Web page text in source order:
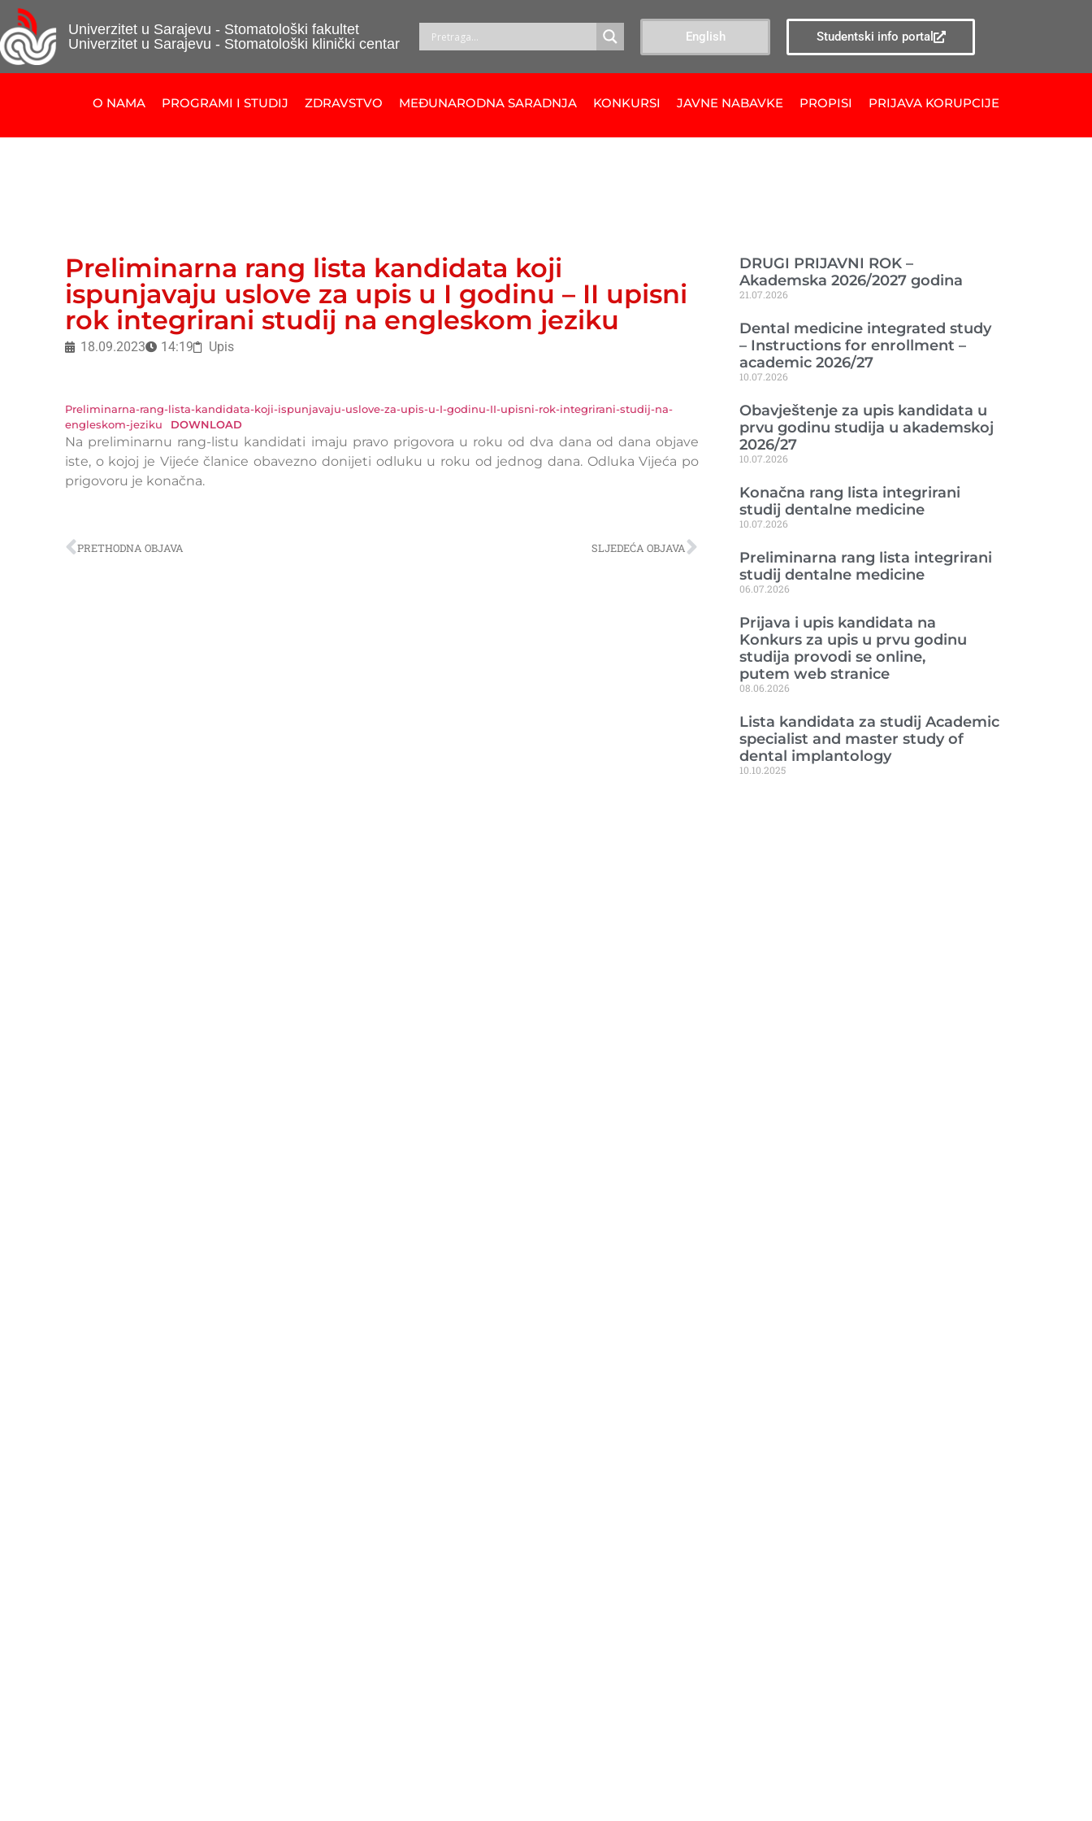
Univerzitet u Sarajevu - Stomatološki fakultet
Univerzitet u Sarajevu - Stomatološki klinički centar
English Studentski info portal
O NAMA PROGRAMI I STUDIJ ZDRAVSTVO MEĐUNARODNA SARADNJA KONKURSI JAVNE NABAVKE PROPISI PRIJAVA KORUPCIJE
Preliminarna rang lista kandidata koji
ispunjavaju uslove za upis u I godinu – II upisni
rok integrirani studij na engleskom jeziku
18.09.2023 14:19 Upis
Preliminarna-rang-lista-kandidata-koji-ispunjavaju-uslove-za-upis-u-I-godinu-II-upisni-rok-integrirani-studij-na-
engleskom-jeziku
DOWNLOAD
Na preliminarnu rang-listu kandidati imaju pravo prigovora u roku od dva dana od dana objave
iste, o kojoj je Vijeće članice obavezno donijeti odluku u roku od jednog dana. Odluka Vijeća po
prigovoru je konačna.
PRETHODNA OBJAVA SLJEDEĆA OBJAVA
DRUGI PRIJAVNI ROK –
Akademska 2026/2027 godina
21.07.2026
Dental medicine integrated study
– Instructions for enrollment –
academic 2026/27
10.07.2026
Obavještenje za upis kandidata u
prvu godinu studija u akademskoj
2026/27
10.07.2026
Konačna rang lista integrirani
studij dentalne medicine
10.07.2026
Preliminarna rang lista integrirani
studij dentalne medicine
06.07.2026
Prijava i upis kandidata na
Konkurs za upis u prvu godinu
studija provodi se online,
putem web stranice
08.06.2026
Lista kandidata za studij Academic
specialist and master study of
dental implantology
10.10.2025